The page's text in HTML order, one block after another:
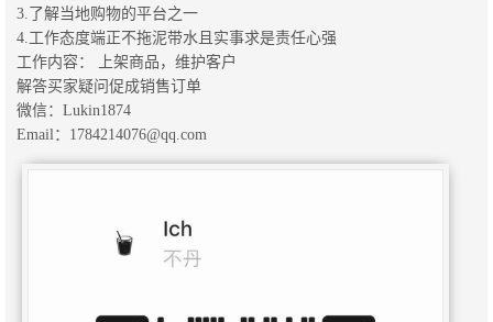
3.了解当地购物的平台之一
4.工作态度端正不拖泥带水且实事求是责任心强
工作内容： 上架商品，维护客户
解答买家疑问促成销售订单
微信：Lukin1874
Email：1784214076@qq.com